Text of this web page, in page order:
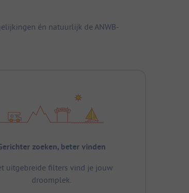
én natuurlijk de ANWB-
zoeken, beter vinden
uitgebreide filters vind je jouw
droomplek.